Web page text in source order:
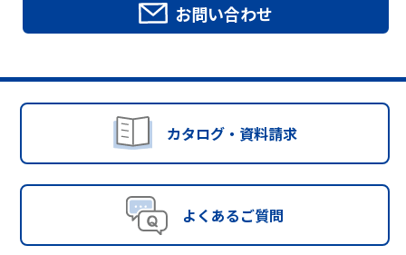
お問い合わせ
カタログ・資料請求
よくあるご質問